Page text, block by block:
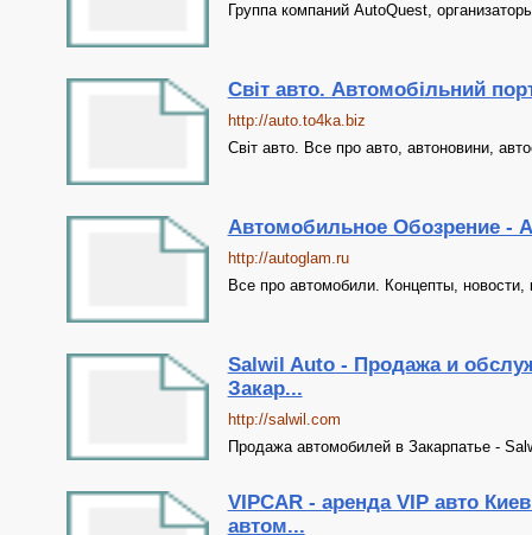
Группа компаний AutoQuest,
Світ авто. Автомобільний
http://auto.to4ka.biz
Світ авто. Все про авто, автоновини,
Автомобильное Обозрение -
http://autoglam.ru
Все про автомобили. Концепты,
Salwil Auto - Продажа и
Закар...
http://salwil.com
Продажа автомобилей в Закарпатье -
VIPCAR - аренда VIP авто
автом...